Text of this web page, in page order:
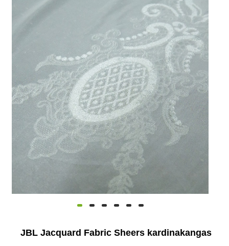
JBL Jacquard Fabric Sheers kardinakangas